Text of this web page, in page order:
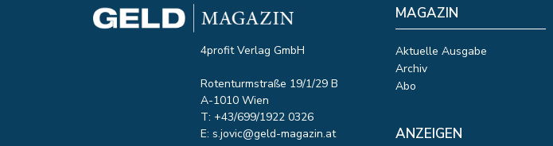
4profit Verlag GmbH
Rotenturmstraße 19/1/29 B
A-1010 Wien
T: +43/699/1922 0326
E: s.jovic@geld-magazin.at
MAGAZIN
Aktuelle Ausgabe
Archiv
Abo
ANZEIGEN